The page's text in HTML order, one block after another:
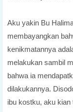
Aku yakin Bu
membayangkan
kenikmatannya
melakukan sambil
bahwa ia
dilakukannya.
ibu kostku, aku kian